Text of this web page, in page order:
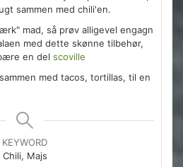
sammen med chili'en.
mad, så prøv alligevel engagn
med dette skønne tilbehør,
en del scoville
med tacos, tortillas, til en
KEYWORD
Chili, Majs